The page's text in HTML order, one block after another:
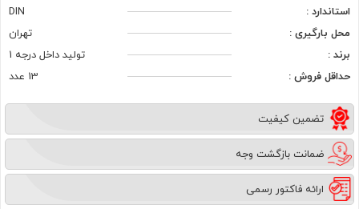
استاندارد :
DIN
محل بارگیری :
تهران
برند :
تولید داخل درجه 1
حداقل فروش :
13 عدد
تضمین کیفیت
ضمانت بازگشت وجه
ارائه فاکتور رسمی